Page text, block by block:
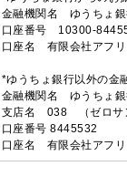
金融機関名 ゆうちょ
口座番号 10300-
口座名 有限会社アフ
*ゆうちょ銀行以外の金
金融機関名 ゆうちょ
支店名 038 （ゼロサ
口座番号 8445532
口座名 有限会社アフ